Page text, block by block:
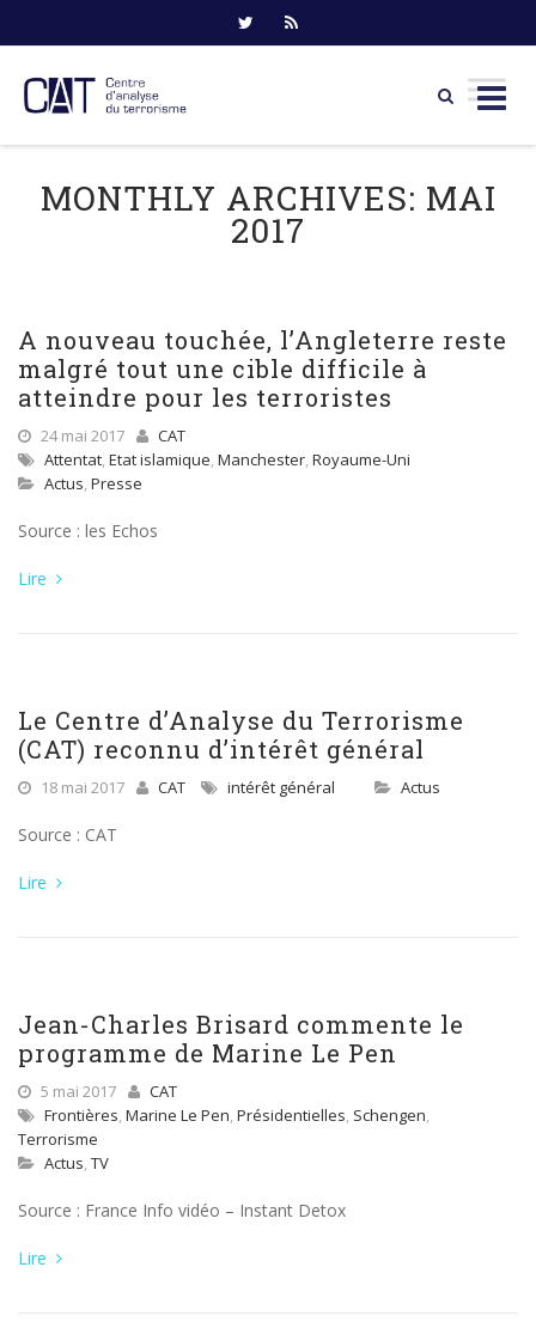
content
MONTHLY ARCHIVES: MAI
2017
A nouveau touchée, l’Angleterre reste
malgré tout une cible difficile à
atteindre pour les terroristes
24 mai 2017
CAT
Attentat, Etat islamique, Manchester, Royaume-Uni
Actus, Presse
Source : les Echos
Lire
Le Centre d’Analyse du Terrorisme
(CAT) reconnu d’intérêt général
18 mai 2017 CAT intérêt général Actus
Source : CAT
Lire
Jean-Charles Brisard commente le
programme de Marine Le Pen
5 mai 2017
CAT
Frontières, Marine Le Pen, Présidentielles, Schengen,
Terrorisme
Actus, TV
Source : France Info vidéo – Instant Detox
Lire